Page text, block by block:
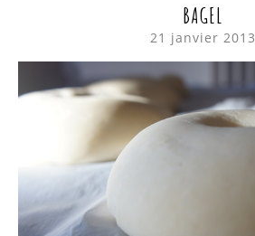
BAGEL
21 janvier 2013